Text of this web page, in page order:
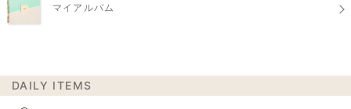
マイアルバム
DAILY ITEMS